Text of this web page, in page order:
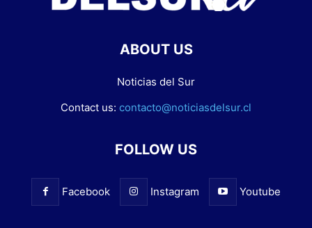
ABOUT US
Noticias del Sur
Contact us: contacto@noticiasdelsur.cl
FOLLOW US
Facebook Instagram Youtube